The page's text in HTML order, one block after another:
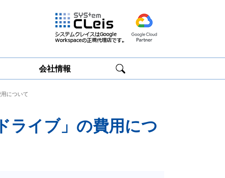
Google
会社情報
について
ライブ」の費用につ